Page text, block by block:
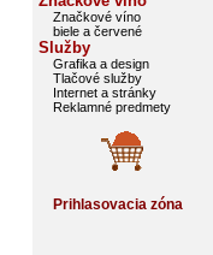
Značkové víno
biele a červené
Služby
Grafika a design
Tlačové služby
Internet a stránky
Reklamné predmety
Prihlasovacia zóna